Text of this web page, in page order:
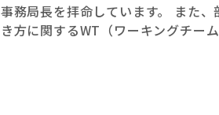
務局長を拝命しています。 また
方に関するWT（ワーキングチー